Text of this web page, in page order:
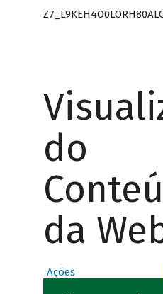
do
da
Ações